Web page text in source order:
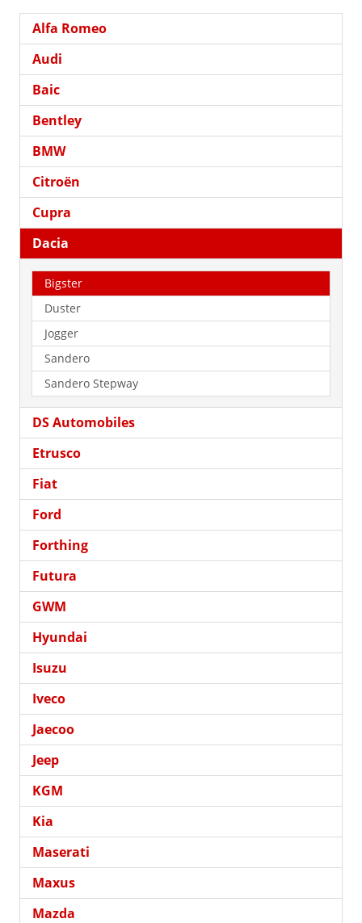
Alfa Romeo
Audi
Baic
Bentley
BMW
Citroën
Cupra
Dacia
Bigster
Duster
Jogger
Sandero
Sandero Stepway
DS Automobiles
Etrusco
Fiat
Ford
Forthing
Futura
GWM
Hyundai
Isuzu
Iveco
Jaecoo
Jeep
KGM
Kia
Maserati
Maxus
Mazda